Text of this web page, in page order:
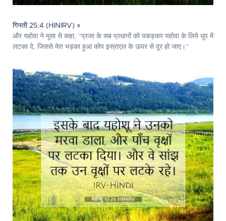
गिनती 25:4 (HINIRV) »
और यहोवा ने मूसा से कहा, “प्रजा के सब प्रधानों को पकड़कर यहोवा के लिये धूप में
लटका दे, जिससे मेरा भड़का हुआ कोप इस्राएल के ऊपर से दूर हो जाए।”